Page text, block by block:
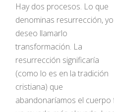
Hay dos procesos. Lo que
denominas resurrección, yo
deseo llamarlo
transformación. La
resurrección significaría
(como lo es en la tradición
cristiana) que
abandonaríamos el cuerpo